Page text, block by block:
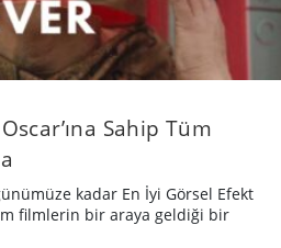
Sahip Tüm
kadar En İyi Görsel Efekt
filmlerin bir araya geldiği bir